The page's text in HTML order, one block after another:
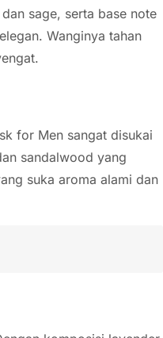
sage, serta base note
Wanginya tahan
for Men sangat disukai
sandalwood yang
suka aroma alami dan